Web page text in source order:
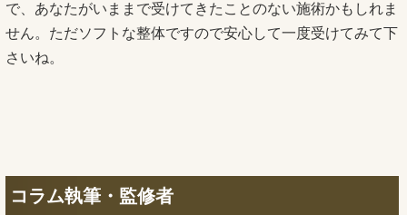
で、あなたがいままで受けてきたことのない施術かもしれま
せん。ただソフトな整体ですので安心して一度受けてみて下
さいね。
コラム執筆・監修者